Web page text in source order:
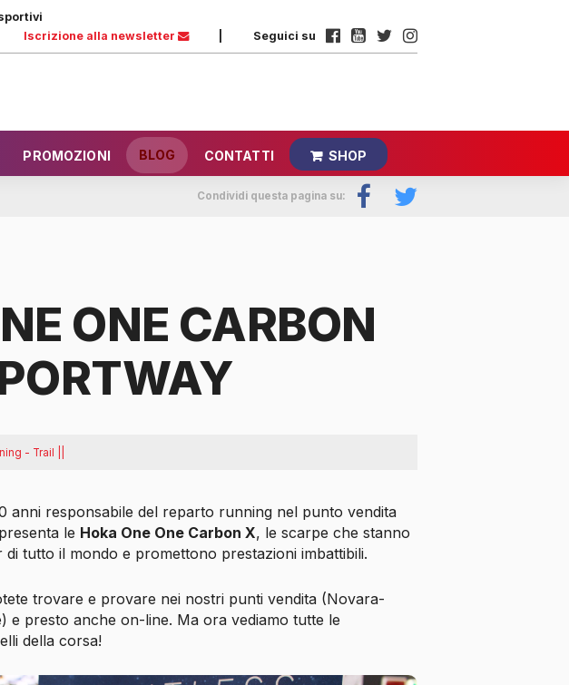
Iscrizione alla newsletter
Seguici su
PROMOZIONI BLOG CONTATTI SHOP
Condividi questa pagina su:
ONE CARBON
- Trail ||
anni responsabile del reparto running nel punto vendita
le Hoka One One Carbon X, le scarpe che stanno
tutto il mondo e promettono prestazioni imbattibili.
trovare e provare nei nostri punti vendita (Novara-
e presto anche on-line. Ma ora vediamo tutte le
della corsa!